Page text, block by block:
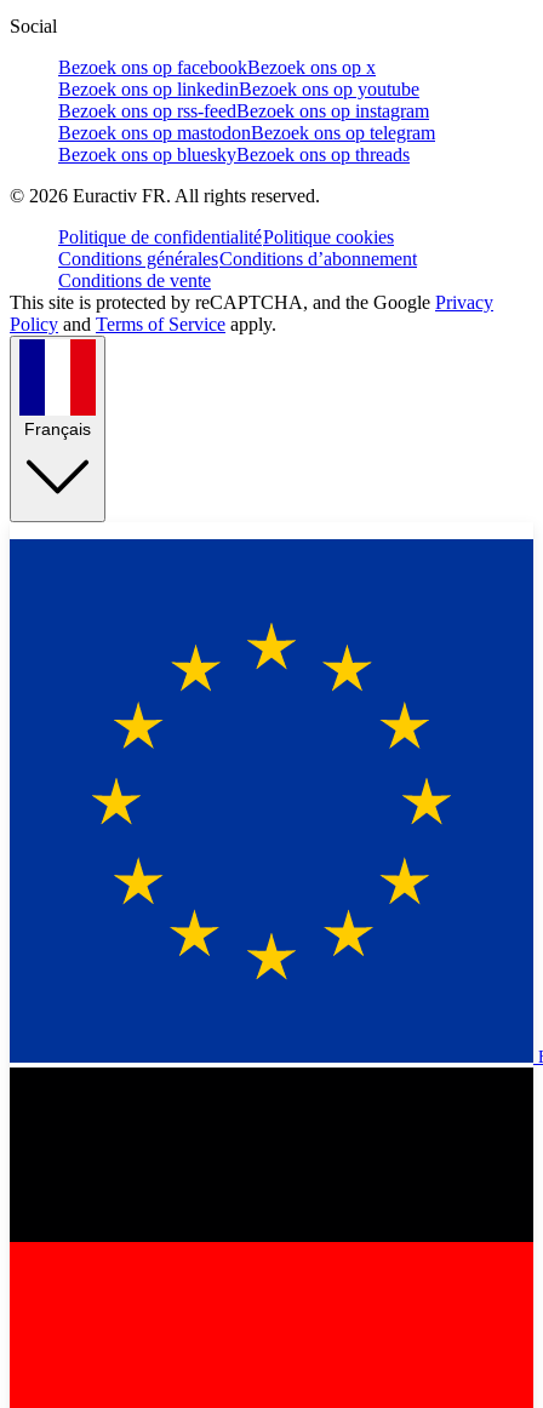
Social
Bezoek ons op facebookBezoek ons op x
Bezoek ons op linkedinBezoek ons op youtube
Bezoek ons op rss-feedBezoek ons op instagram
Bezoek ons op mastodonBezoek ons op telegram
Bezoek ons op blueskyBezoek ons op threads
© 2026 Euractiv FR. All rights reserved.
Politique de confidentialitéPolitique cookies
Conditions généralesConditions d’abonnement
Conditions de vente
This site is protected by reCAPTCHA, and the Google Privacy
Policy and Terms of Service apply.
Français